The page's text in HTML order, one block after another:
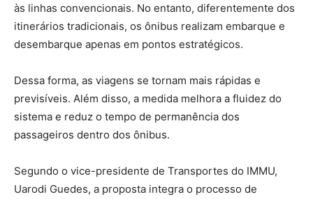
às linhas convencionais. No entanto, diferentemente dos
itinerários tradicionais, os ônibus realizam embarque e
desembarque apenas em pontos estratégicos.
Dessa forma, as viagens se tornam mais rápidas e
previsíveis. Além disso, a medida melhora a fluidez do
sistema e reduz o tempo de permanência dos
passageiros dentro dos ônibus.
Segundo o vice-presidente de Transportes do IMMU,
Uarodi Guedes, a proposta integra o processo de